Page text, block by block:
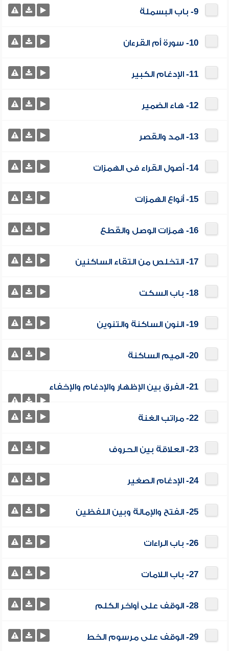
9- باب البسملة
10- سورة أم القرءان
11- الإدغام الكبير
12- هاء الضمير
13- المد والقصر
14- أصول القراء فى الهمزات
15- أنواع الهمزات
16- همزات الوصل والقطع
17- التخلص من التقاء الساكنين
18- باب السكت
19- النون الساكنة والتنوين
20- الميم الساكنة
21- الفرق بين الإظهار والإدغام والإخفاء
22- مراتب الغنة
23- العلاقة بين الحروف
24- الإدغام الصغير
25- الفتح والإمالة وبين اللفظين
26- باب الراءات
27- باب اللامات
28- الوقف على آواخر الكلم
29- الوقف على مرسوم الخط